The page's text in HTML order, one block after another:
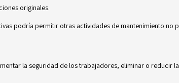
originales.
podría permitir otras actividades de mantenimiento no
la seguridad de los trabajadores, eliminar o reducir